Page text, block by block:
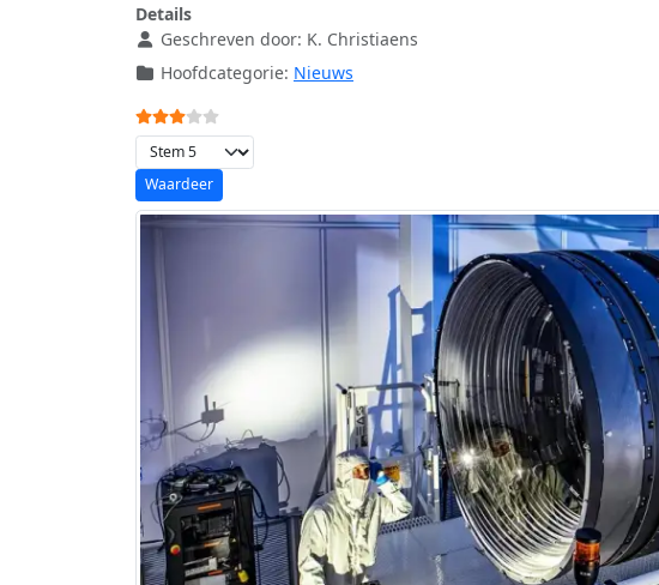
Details
Geschreven door: K. Christiaens
Hoofdcategorie: Nieuws
Gebruikerswaardering:
Voeg waardering toe